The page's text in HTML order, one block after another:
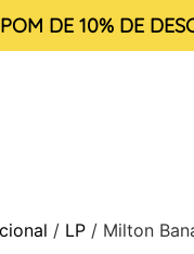
DE 10% DE
/ LP / Milton